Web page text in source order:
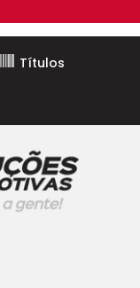
Títulos